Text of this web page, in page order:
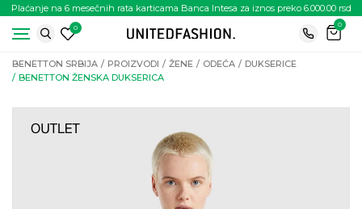
Plaćanje na 6 mesečnih rata karticama Banca Intesa za iznos preko 6.000.00 rsd
0
0
BENETTON SRBIJA PROIZVODI ŽENE ODEĆA
DUKSERICE
BENETTON ŽENSKA DUKSERICA